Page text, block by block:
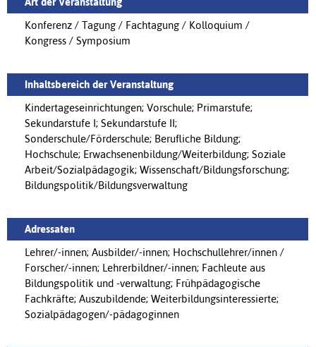
Konferenz / Tagung / Fachtagung / Kolloquium /
Kongress / Symposium
Inhaltsbereich der Veranstaltung
Kindertageseinrichtungen; Vorschule; Primarstufe;
Sekundarstufe I; Sekundarstufe II;
Sonderschule/Förderschule; Berufliche Bildung;
Hochschule; Erwachsenenbildung/Weiterbildung; Soziale
Arbeit/Sozialpädagogik; Wissenschaft/Bildungsforschung;
Bildungspolitik/Bildungsverwaltung
Adressaten
Lehrer/-innen; Ausbilder/-innen; Hochschullehrer/innen /
Forscher/-innen; Lehrerbildner/-innen; Fachleute aus
Bildungspolitik und -verwaltung; Frühpädagogische
Fachkräfte; Auszubildende; Weiterbildungsinteressierte;
Sozialpädagogen/-pädagoginnen